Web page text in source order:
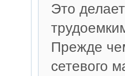
Это
Прежде
сетевого